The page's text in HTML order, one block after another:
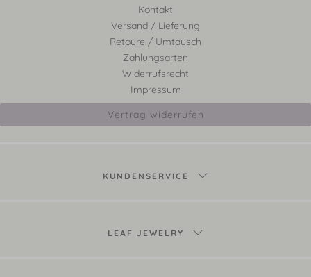
Kontakt
Versand / Lieferung
Retoure / Umtausch
Zahlungsarten
Widerrufsrecht
Impressum
Vertrag widerrufen
KUNDENSERVICE
LEAF JEWELRY